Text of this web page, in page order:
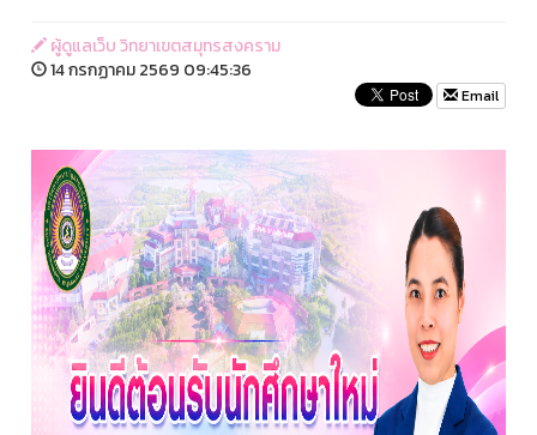
ผู้ดูแลเว็บ วิทยาเขตสมุทรสงคราม
14 กรกฏาคม 2569 09:45:36
Email